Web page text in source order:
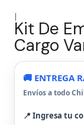
|
Kit De
Cargo
🚚 ENTREGA
Envíos a todo
📍 Ingresa tu